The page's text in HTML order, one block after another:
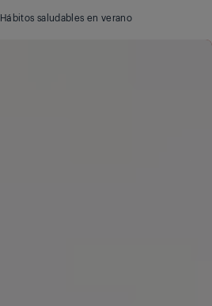
Hábitos saludables en verano